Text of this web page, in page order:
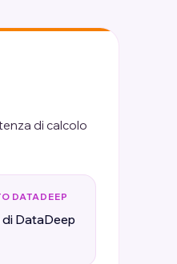
di calcolo
DATADEEP
DataDeep